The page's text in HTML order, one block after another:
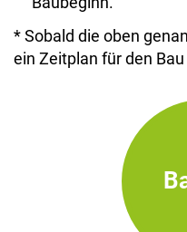
* Sobald die oben
ein Zeitplan für den